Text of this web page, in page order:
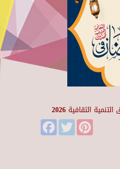
الثقافية 2026
FacebookTwitter